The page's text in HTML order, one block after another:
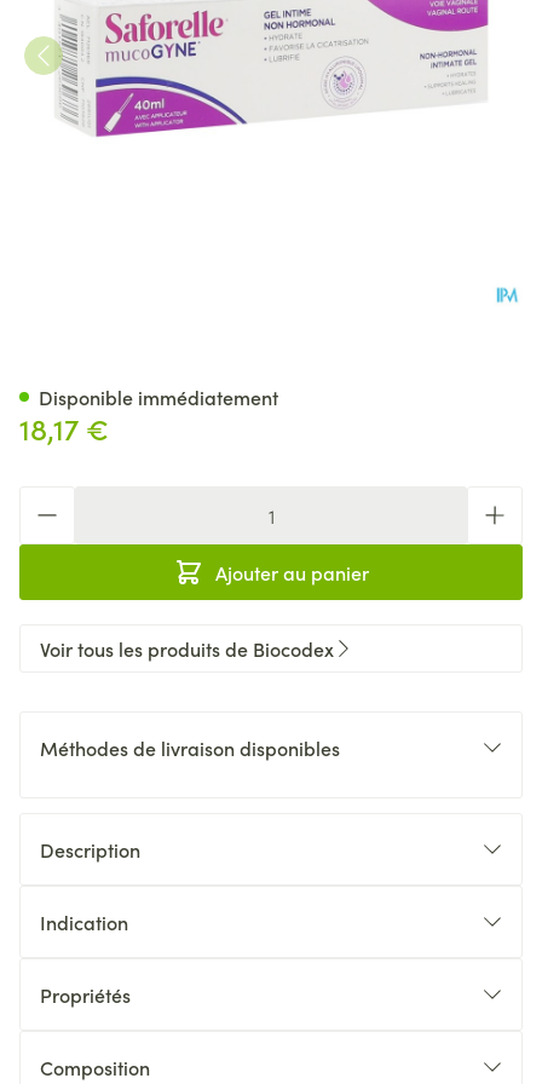
18,17 €
Ajouter au panier
Disponible immédiatement
Voir tous les produits de Biocodex
Méthodes de livraison disponibles
Description
Indication
Propriétés
Composition